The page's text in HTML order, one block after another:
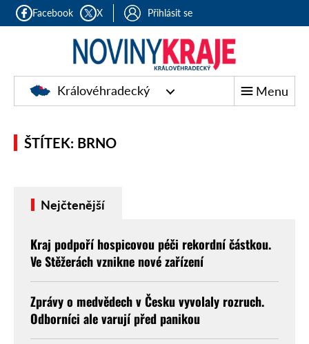
Facebook X Přihlásit se
Královéhradecký Menu
ŠTÍTEK: BRNO
Nejčtenější
Kraj podpoří hospicovou péči rekordní částkou.
Ve Stěžerách vznikne nové zařízení
Zprávy o medvědech v Česku vyvolaly rozruch.
Odborníci ale varují před panikou